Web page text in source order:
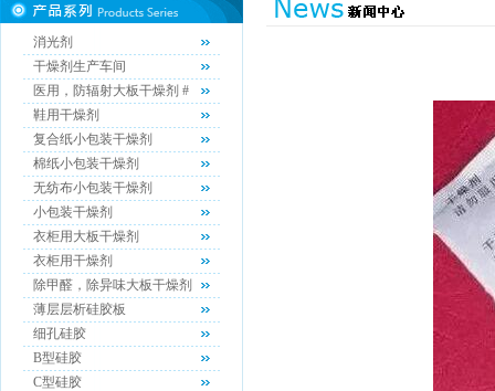
消光剂
干燥剂生产车间
医用，防辐射大板干燥剂 #
鞋用干燥剂
复合纸小包装干燥剂
棉纸小包装干燥剂
无纺布小包装干燥剂
小包装干燥剂
衣柜用大板干燥剂
衣柜用干燥剂
除甲醛，除异味大板干燥剂
薄层层析硅胶板
细孔硅胶
B型硅胶
C型硅胶